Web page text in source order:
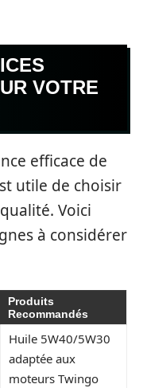
VOTRE
efficace de
utile de choisir
Voici
à considérer
Produits
Recommandés
Huile 5W40/5W30
adaptée aux
moteurs Twingo